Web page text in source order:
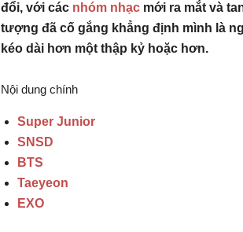
đổi, với các nhóm nhạc mới ra mắt và
tượng đã cố gắng khẳng định mình là
kéo dài hơn một thập kỷ hoặc hơn.
Nội dung chính
Super Junior
SNSD
BTS
Taeyeon
EXO